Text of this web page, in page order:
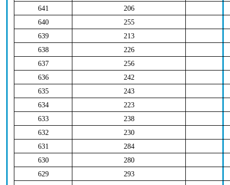
641
206
640
255
639
213
638
226
637
256
636
242
635
243
634
223
633
238
632
230
631
284
630
280
629
293